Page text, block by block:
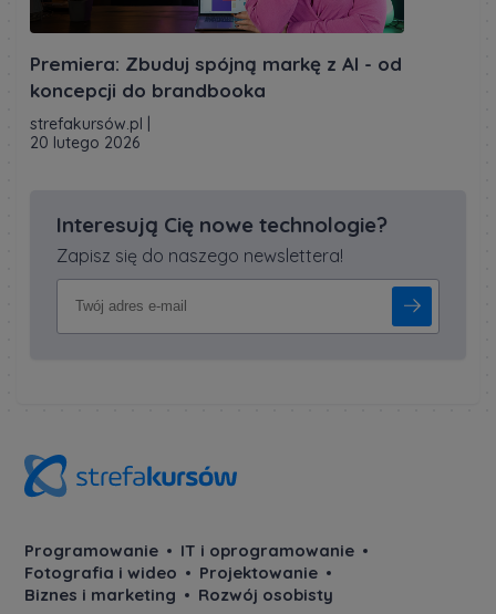
Premiera: Zbuduj spójną markę z AI - od
koncepcji do brandbooka
strefakursów.pl
20 lutego 2026
Interesują Cię nowe technologie?
Zapisz się do naszego newslettera!
Programowanie
IT i oprogramowanie
Fotografia i wideo
Projektowanie
Biznes i marketing
Rozwój osobisty